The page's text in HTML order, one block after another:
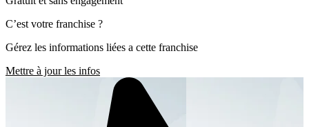
C’est votre franchise ?
Gérez les informations liées a cette franchise
Mettre à jour les infos